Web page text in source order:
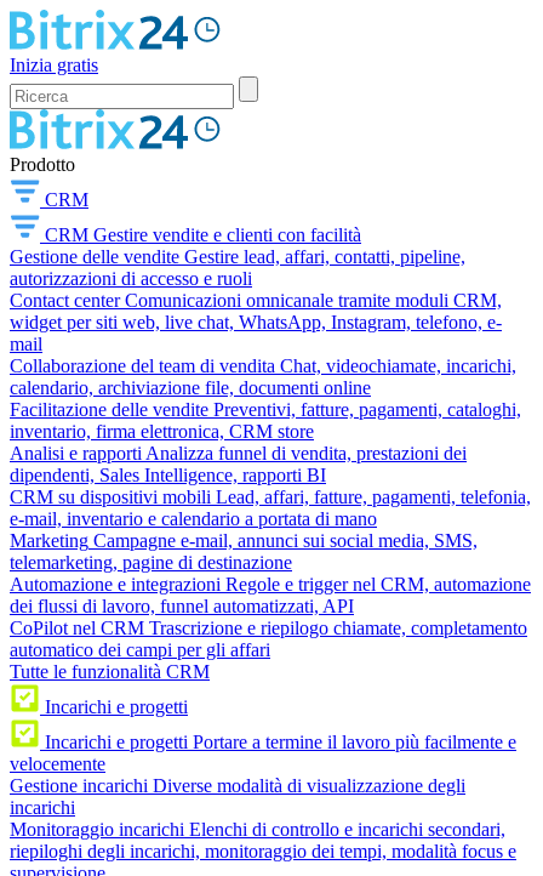
Inizia gratis
Prodotto
CRM
CRM Gestire vendite e clienti con facilità
Gestione delle vendite Gestire lead, affari, contatti, pipeline,
autorizzazioni di accesso e ruoli
Contact center Comunicazioni omnicanale tramite moduli CRM,
widget per siti web, live chat, WhatsApp, Instagram, telefono, e-
mail
Collaborazione del team di vendita Chat, videochiamate, incarichi,
calendario, archiviazione file, documenti online
Facilitazione delle vendite Preventivi, fatture, pagamenti, cataloghi,
inventario, firma elettronica, CRM store
Analisi e rapporti Analizza funnel di vendita, prestazioni dei
dipendenti, Sales Intelligence, rapporti BI
CRM su dispositivi mobili Lead, affari, fatture, pagamenti, telefonia,
e-mail, inventario e calendario a portata di mano
Marketing Campagne e-mail, annunci sui social media, SMS,
telemarketing, pagine di destinazione
Automazione e integrazioni Regole e trigger nel CRM, automazione
dei flussi di lavoro, funnel automatizzati, API
CoPilot nel CRM Trascrizione e riepilogo chiamate, completamento
automatico dei campi per gli affari
Tutte le funzionalità CRM
Incarichi e progetti
Incarichi e progetti Portare a termine il lavoro più facilmente e
velocemente
Gestione incarichi Diverse modalità di visualizzazione degli
incarichi
Monitoraggio incarichi Elenchi di controllo e incarichi secondari,
riepiloghi degli incarichi, monitoraggio dei tempi, modalità focus e